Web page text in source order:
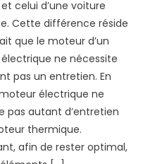
celui d’une voiture
Cette différence réside
que le moteur d’un
ne nécessite
pas un entretien. En
électrique ne
pas autant d’entretien
thermique.
afin de rester optimal,